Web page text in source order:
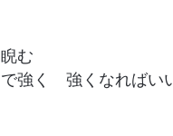
む
強く 強くなればい